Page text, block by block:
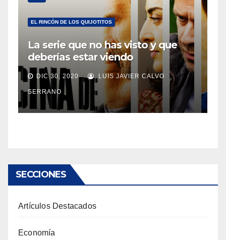
EL RINCÓN DE LOS QUIJOTITOS
La serie que no has visto y que
deberías estar viendo
DIC 30, 2020 LUIS JAVIER CALVO
SERRANO
SECCIONES
Artículos Destacados
Economía